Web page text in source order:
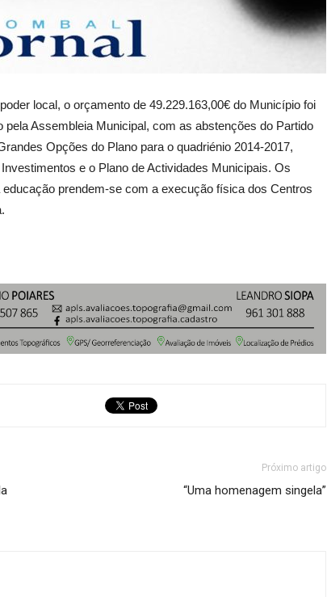
local, o orçamento de 49.229.163,00€ do Município foi
Assembleia Municipal, com as abstenções do Partido
Opções do Plano para o quadriénio 2014-2017,
e o Plano de Actividades Municipais. Os
prendem-se com a execução física dos Centros
Próximo artigo
“Uma homenagem singela”